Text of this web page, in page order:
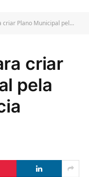
Municipal pela Primeira Infância
criar
pela